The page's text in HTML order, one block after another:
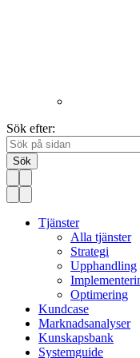
Sök efter:
Sök
Tjänster
Alla tjänster
Strategi
Upphandling
Optimering
Kundcase
Marknadsanalyser
Kunskapsbank
Systemguide